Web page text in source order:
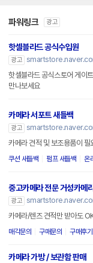
파워링크 광고
핫셀블라드 공식수입원
광고
핫셀블라드 공식스토어 게이
만나보세요
카메라 서포트 새들백
광고
카메라 견적 및 보조용품이
쿠션 새들백 펌프 새들백 온
중고카메라 전문 거성카메
광고
카메라/렌즈 견적만 받아도
매각문의 구매문의 구매후기
카메라 가방 / 보관함 판매